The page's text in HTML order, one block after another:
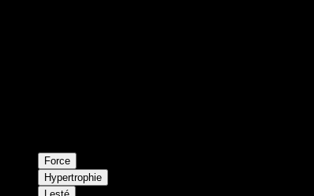
Force
Hypertrophie